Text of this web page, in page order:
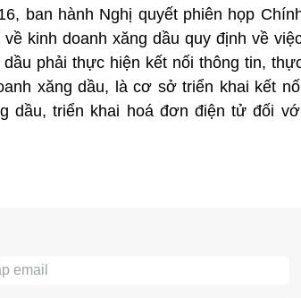
ban hành Nghị quyết phiên họp
kinh doanh xăng dầu quy định về
phải thực hiện kết nối thông tin,
xăng dầu, là cơ sở triển khai kết
dầu, triển khai hoá đơn điện tử đối